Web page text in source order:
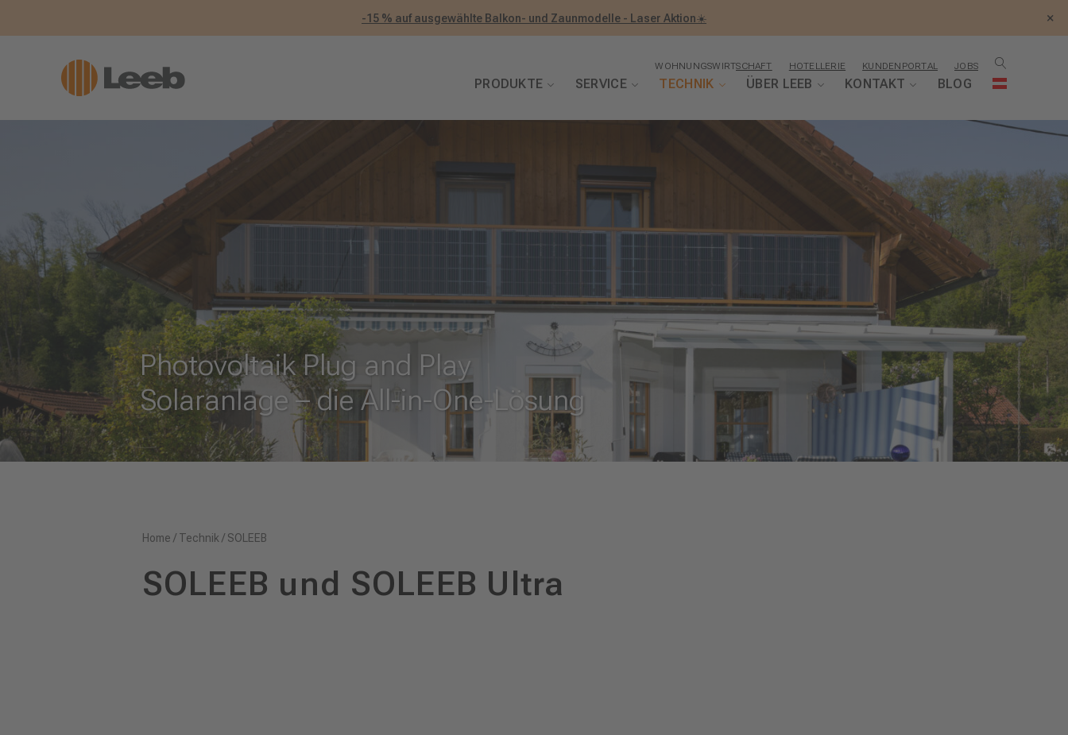
-15 % auf ausgewählte Balkon- und Zaunmodelle - Laser Aktion☀️ ×
WOHNUNGSWIRTSCHAFT HOTELLERIE KUNDENPORTAL JOBS
PRODUKTE SERVICE TECHNIK ÜBER LEEB KONTAKT BLOG
Photovoltaik Plug and Play
Solaranlage – die All-in-One-Lösung
Home / Technik / SOLEEB
SOLEEB und SOLEEB Ultra